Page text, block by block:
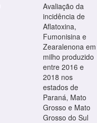
Avaliação da
incidência de
Aflatoxina,
Fumonisina e
Zearalenona em
milho produzido
entre 2016 e
2018 nos
estados de
Paraná, Mato
Grosso e Mato
Grosso do Sul